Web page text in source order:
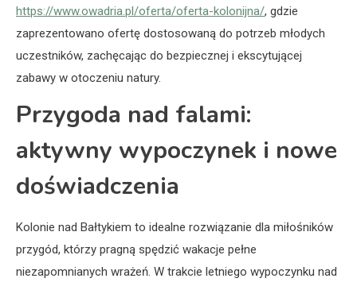
https://www.owadria.pl/oferta/oferta-kolonijna/, gdzie
zaprezentowano ofertę dostosowaną do potrzeb młodych
uczestników, zachęcając do bezpiecznej i ekscytującej
zabawy w otoczeniu natury.
Przygoda nad falami:
aktywny wypoczynek i nowe
doświadczenia
Kolonie nad Bałtykiem to idealne rozwiązanie dla miłośników
przygód, którzy pragną spędzić wakacje pełne
niezapomnianych wrażeń. W trakcie letniego wypoczynku nad